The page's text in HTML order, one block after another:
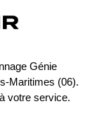
Génie
Maritimes (06).
votre service.